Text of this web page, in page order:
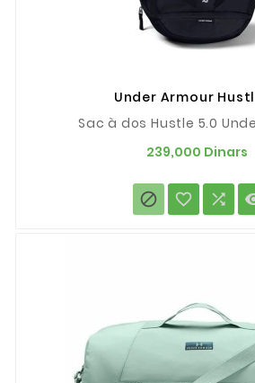
Under Armour
Sac à dos Hustle 5.0
239,000 Dinars
  